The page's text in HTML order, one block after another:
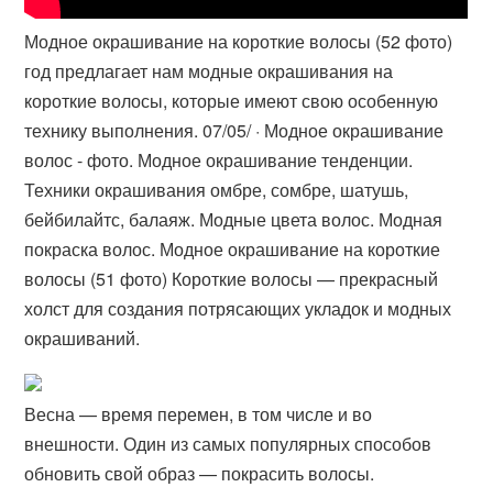
Модное окрашивание на короткие волосы (52 фото)
год предлагает нам модные окрашивания на
короткие волосы, которые имеют свою особенную
технику выполнения. 07/05/ · Модное окрашивание
волос - фото. Модное окрашивание тенденции.
Техники окрашивания омбре, сомбре, шатушь,
бейбилайтс, балаяж. Модные цвета волос. Модная
покраска волос. Модное окрашивание на короткие
волосы (51 фото) Короткие волосы — прекрасный
холст для создания потрясающих укладок и модных
окрашиваний.
Весна — время перемен, в том числе и во
внешности. Один из самых популярных способов
обновить свой образ — покрасить волосы.